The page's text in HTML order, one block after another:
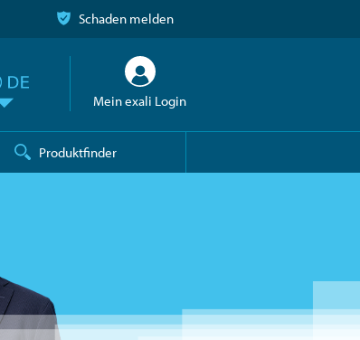
Schaden melden
Mein exali Login
Produktfinder